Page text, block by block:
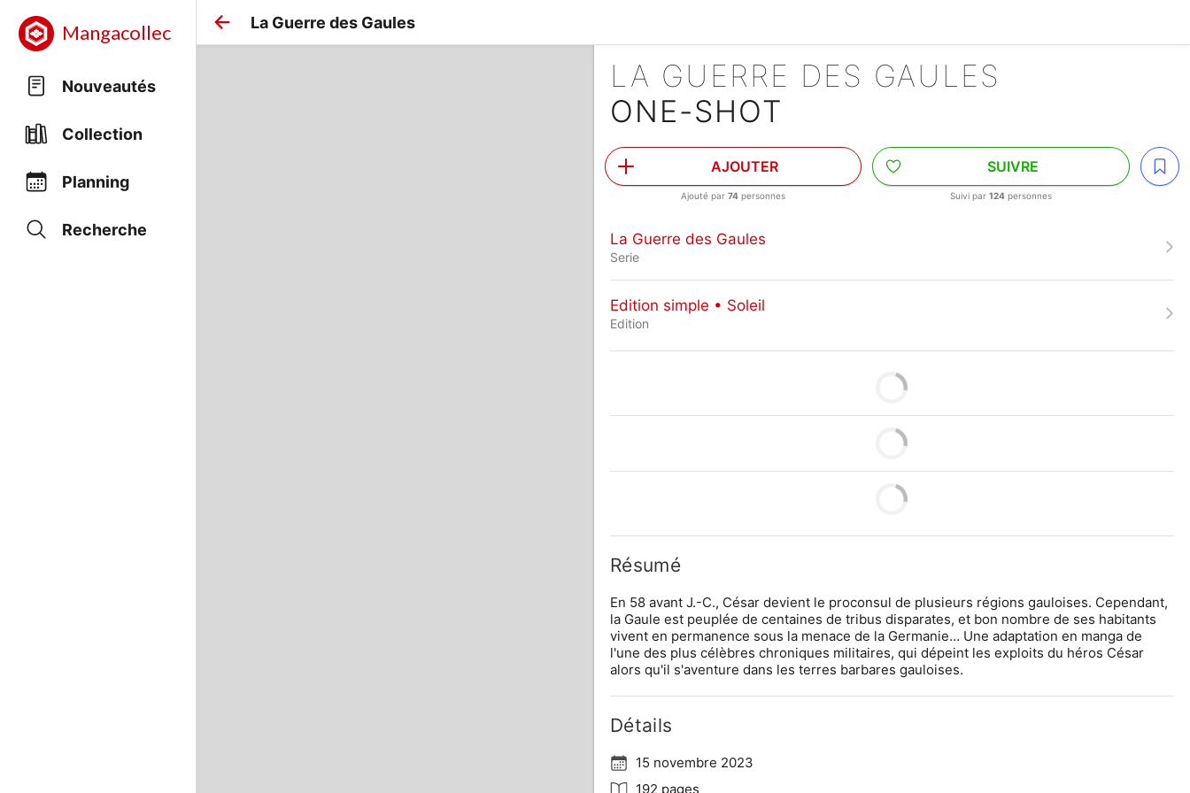
Mangacollec
Nouveautés
Collection
Planning
Recherche
La Guerre des Gaules
LA GUERRE DES GAULES
ONE-SHOT
AJOUTER
Ajouté par74 personnes
SUIVRE
Suivi par124 personnes
La Guerre des Gaules
Serie
Edition simple • Soleil
Edition
Résumé
En 58 avant J.-C., César devient le proconsul de plusieurs régions gauloises. Cependant,
la Gaule est peuplée de centaines de tribus disparates, et bon nombre de ses habitants
vivent en permanence sous la menace de la Germanie… Une adaptation en manga de
l'une des plus célèbres chroniques militaires, qui dépeint les exploits du héros César
alors qu'il s'aventure dans les terres barbares gauloises.
Détails
15 novembre 2023
192 pages